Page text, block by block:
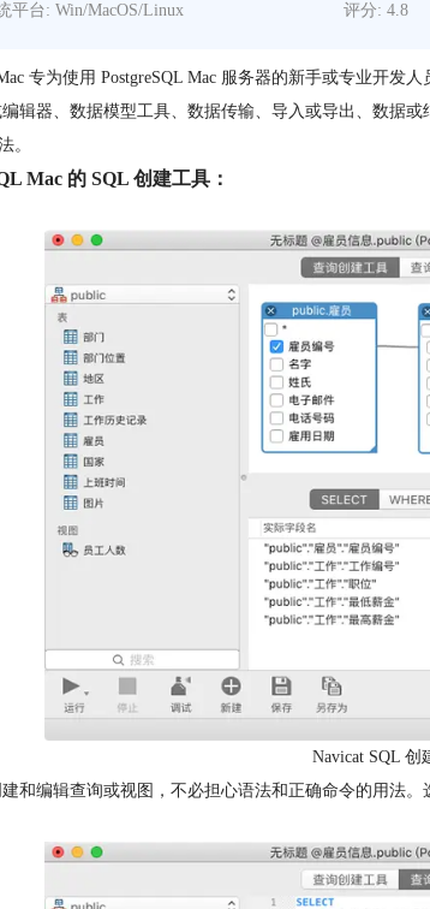
平台: Win/MacOS/Linux
评分: 4.8
专为使用 PostgreSQL Mac 服务器的新手或专业开
辑器、数据模型工具、数据传输、导入或导出、数据
。
Mac 的 SQL 创建工具：
Navicat SQL 创
和编辑查询或视图，不必担心语法和正确命令的用法。